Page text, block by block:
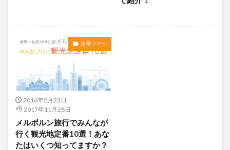
定番ツアー
2016年2月23日
2017年11月28日
メルボルン旅行でみんなが
行く観光地定番10選！あな
たはいくつ知ってますか？